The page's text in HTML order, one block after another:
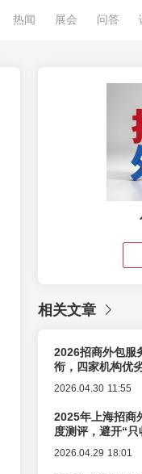
热闻 展会 问答
相关文章
2026招商外包服
衔，四家机构优
2026.04.30 11:55
2025年上海招商
度测评，避开“
2026.04.29 18:01